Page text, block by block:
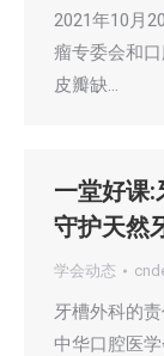
2021年10月
瘤专委会和
皮瓣缺…
一堂好课
守护天然
学会动态
牙槽外科的
中华口腔医